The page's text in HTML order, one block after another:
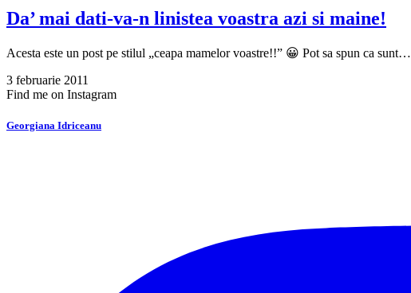
Da’ mai dati-va-n linistea voastra azi si maine!
Acesta este un post pe stilul „ceapa mamelor voastre!!” 😀 Pot sa spun ca sunt…
3 februarie 2011
Find me on Instagram
Georgiana Idriceanu